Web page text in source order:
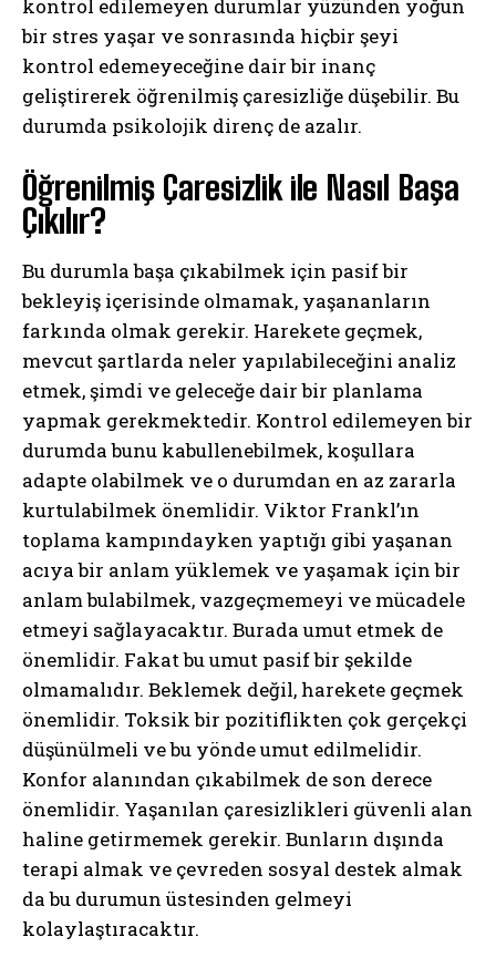
kontrol edilemeyen durumlar yüzünden yoğun
bir stres yaşar ve sonrasında hiçbir şeyi
kontrol edemeyeceğine dair bir inanç
geliştirerek öğrenilmiş çaresizliğe düşebilir. Bu
durumda psikolojik direnç de azalır.
Öğrenilmiş Çaresizlik ile Nasıl Başa
Çıkılır?
Bu durumla başa çıkabilmek için pasif bir
bekleyiş içerisinde olmamak, yaşananların
farkında olmak gerekir. Harekete geçmek,
mevcut şartlarda neler yapılabileceğini analiz
etmek, şimdi ve geleceğe dair bir planlama
yapmak gerekmektedir. Kontrol edilemeyen bir
durumda bunu kabullenebilmek, koşullara
adapte olabilmek ve o durumdan en az zararla
kurtulabilmek önemlidir. Viktor Frankl’ın
toplama kampındayken yaptığı gibi yaşanan
acıya bir anlam yüklemek ve yaşamak için bir
anlam bulabilmek, vazgeçmemeyi ve mücadele
etmeyi sağlayacaktır. Burada umut etmek de
önemlidir. Fakat bu umut pasif bir şekilde
olmamalıdır. Beklemek değil, harekete geçmek
önemlidir. Toksik bir pozitiflikten çok gerçekçi
düşünülmeli ve bu yönde umut edilmelidir.
Konfor alanından çıkabilmek de son derece
önemlidir. Yaşanılan çaresizlikleri güvenli alan
haline getirmemek gerekir. Bunların dışında
terapi almak ve çevreden sosyal destek almak
da bu durumun üstesinden gelmeyi
kolaylaştıracaktır.